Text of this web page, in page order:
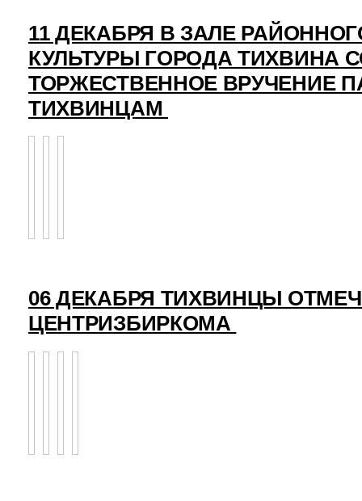
11 ДЕКАБРЯ В ЗАЛЕ
КУЛЬТУРЫ ГОРОДА ТИХВИНА
ТОРЖЕСТВЕННОЕ ВРУЧЕНИЕ
ТИХВИНЦАМ
06 ДЕКАБРЯ ТИХВИНЦЫ
ЦЕНТРИЗБИРКОМА